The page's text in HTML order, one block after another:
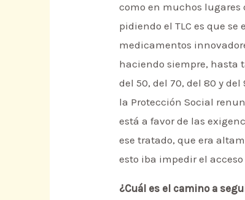
como en muchos lugares
pidiendo el TLC es que
medicamentos
haciendo siempre, hasta
del 50, del 70, del 80 y
la Protección Social
está a favor de las
ese tratado, que era
esto iba impedir el
¿Cuál es el camino a